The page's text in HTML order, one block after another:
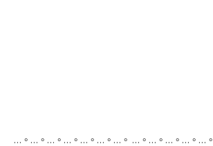
…。…。…。…。…。…。…。 …。…。…。…。…。